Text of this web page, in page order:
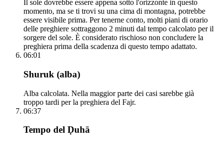
Il sole dovrebbe essere appena sotto l'orizzonte in questo
momento, ma se ti trovi su una cima di montagna, potrebbe
essere visibile prima. Per tenerne conto, molti piani di orario
delle preghiere sottraggono 2 minuti dal tempo calcolato per il
sorgere del sole. È considerato rischioso non concludere la
preghiera prima della scadenza di questo tempo adattato.
06:01
Shuruk (alba)
Alba calcolata. Nella maggior parte dei casi sarebbe già
troppo tardi per la preghiera del Fajr.
06:37
Tempo del Ḍuhā